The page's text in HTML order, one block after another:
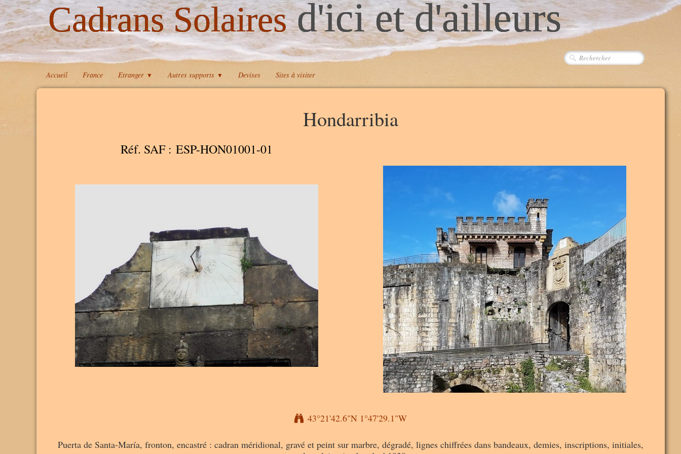
Cadrans Solairesd'ici et d'ailleurs
Accueil France Etranger ▼ Autres supports ▼ Devises Sites à visiter
Hondarribia
Réf. SAF : ESP-HON01001-01 A
43°21'42.6"N 1°47'29.1"W
Puerta de Santa-María, fronton, encastré : cadran méridional, gravé et peint sur marbre, dégradé, lignes chiffrées dans bandeaux, demies, inscriptions, initiales,